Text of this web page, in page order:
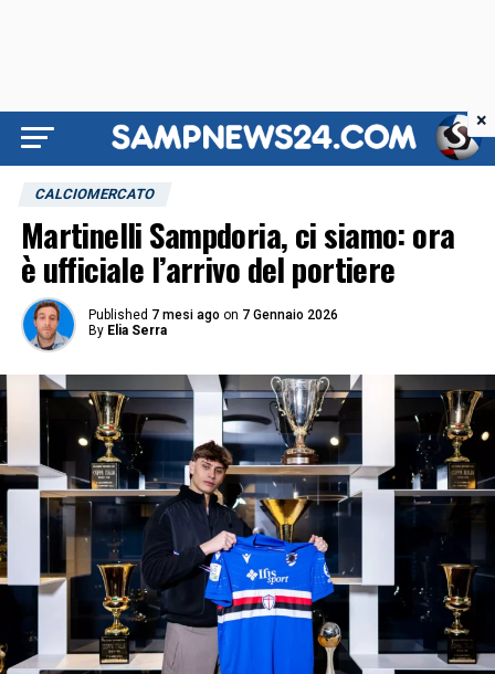
CALCIOMERCATO
Martinelli Sampdoria, ci siamo: ora
è ufficiale l’arrivo del portiere
Published 7 mesi ago on 7 Gennaio 2026
By Elia Serra
×